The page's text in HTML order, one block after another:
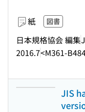
紙 図書
日本規格協会 編集
2016.7<M361-
JIS